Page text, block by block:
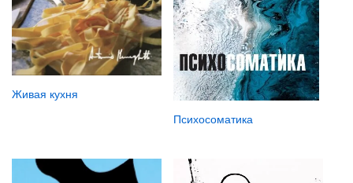
Живая кухня
Психосоматика